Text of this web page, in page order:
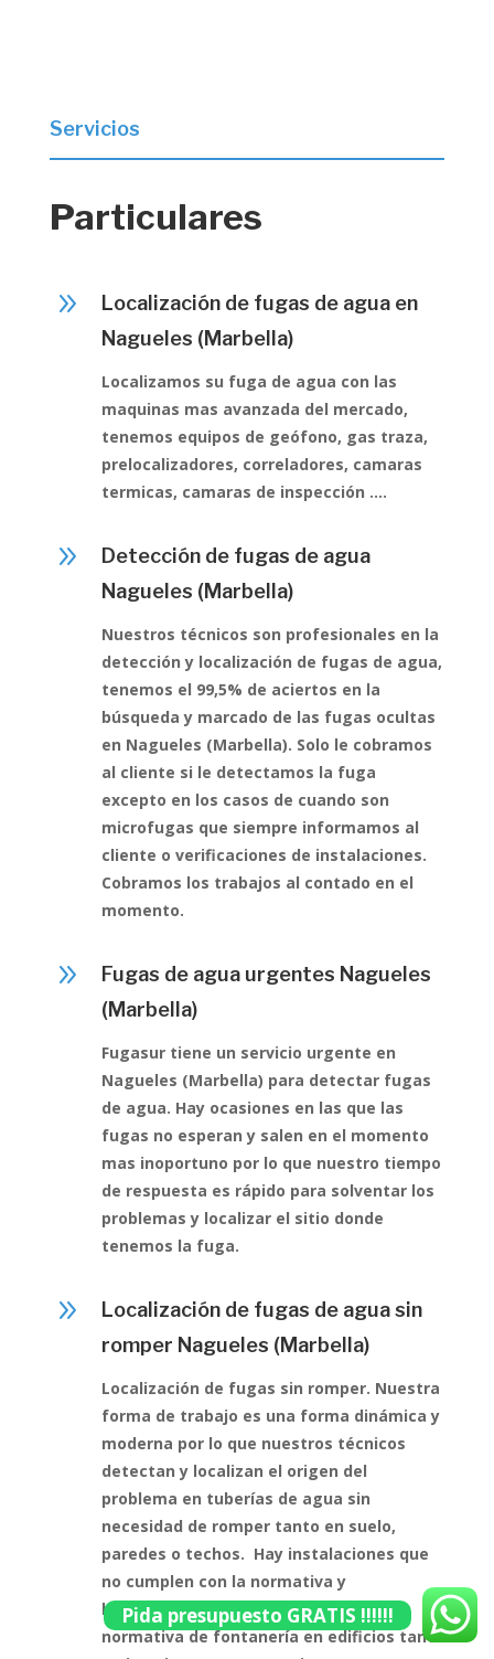
Servicios
Particulares
9
Localización de fugas de agua en
Nagueles (Marbella)
Localizamos su fuga de agua con las
maquinas mas avanzada del mercado,
tenemos equipos de geófono, gas traza,
prelocalizadores, correladores, camaras
termicas, camaras de inspección ….
9
Detección de fugas de agua
Nagueles (Marbella)
Nuestros técnicos son profesionales en la
detección y localización de fugas de agua,
tenemos el 99,5% de aciertos en la
búsqueda y marcado de las fugas ocultas
en Nagueles (Marbella). Solo le cobramos
al cliente si le detectamos la fuga
excepto en los casos de cuando son
microfugas que siempre informamos al
cliente o verificaciones de instalaciones.
Cobramos los trabajos al contado en el
momento.
9
Fugas de agua urgentes Nagueles
(Marbella)
Fugasur tiene un servicio urgente en
Nagueles (Marbella) para detectar fugas
de agua. Hay ocasiones en las que las
fugas no esperan y salen en el momento
mas inoportuno por lo que nuestro tiempo
de respuesta es rápido para solventar los
problemas y localizar el sitio donde
tenemos la fuga.
9
Localización de fugas de agua sin
romper Nagueles (Marbella)
Localización de fugas sin romper. Nuestra
forma de trabajo es una forma dinámica y
moderna por lo que nuestros técnicos
detectan y localizan el origen del
problema en tuberías de agua sin
necesidad de romper tanto en suelo,
paredes o techos. Hay instalaciones que
no cumplen con la normativa y
homologaciones que recoge la actual
normativa de fontanería en edificios tanto
Pida presupuesto GRATIS !!!!!!